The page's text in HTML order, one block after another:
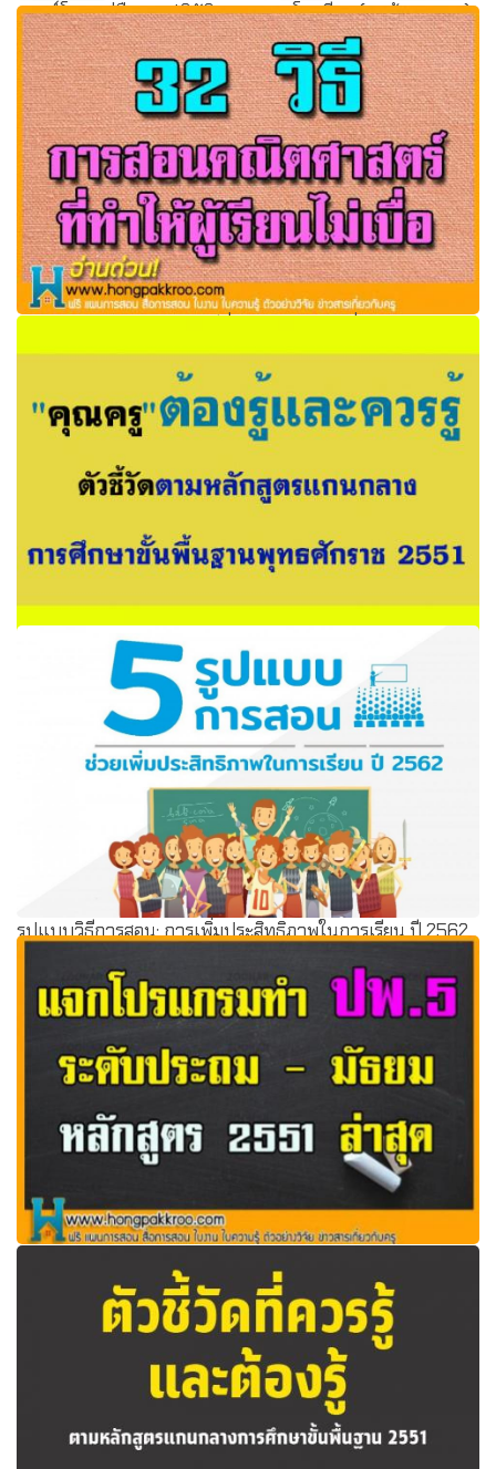
ดาวน์โหลดคู่มือการปฏิบัติงานธุรการโรงเรียน (ครูห้ามพลาด)
32 วิธีการสอนคณิตศาสตร์ที่ทำให้ผู้เรียนไม่เบื่อ
ตัวชี้วัด "คุณครู!!" ต้องรู้และควรรู้ ตามหลักสูตรแกนกลางการ
ศึกษาขั้นพื้นฐาน พุทธศักราช 2551
รูปแบบวิธีการสอน: การเพิ่มประสิทธิภาพในการเรียน ปี 2562
แจกโปรแกรมทำ ปพ.5 ระดับประถมและมัธยม หลักสูตร 2551